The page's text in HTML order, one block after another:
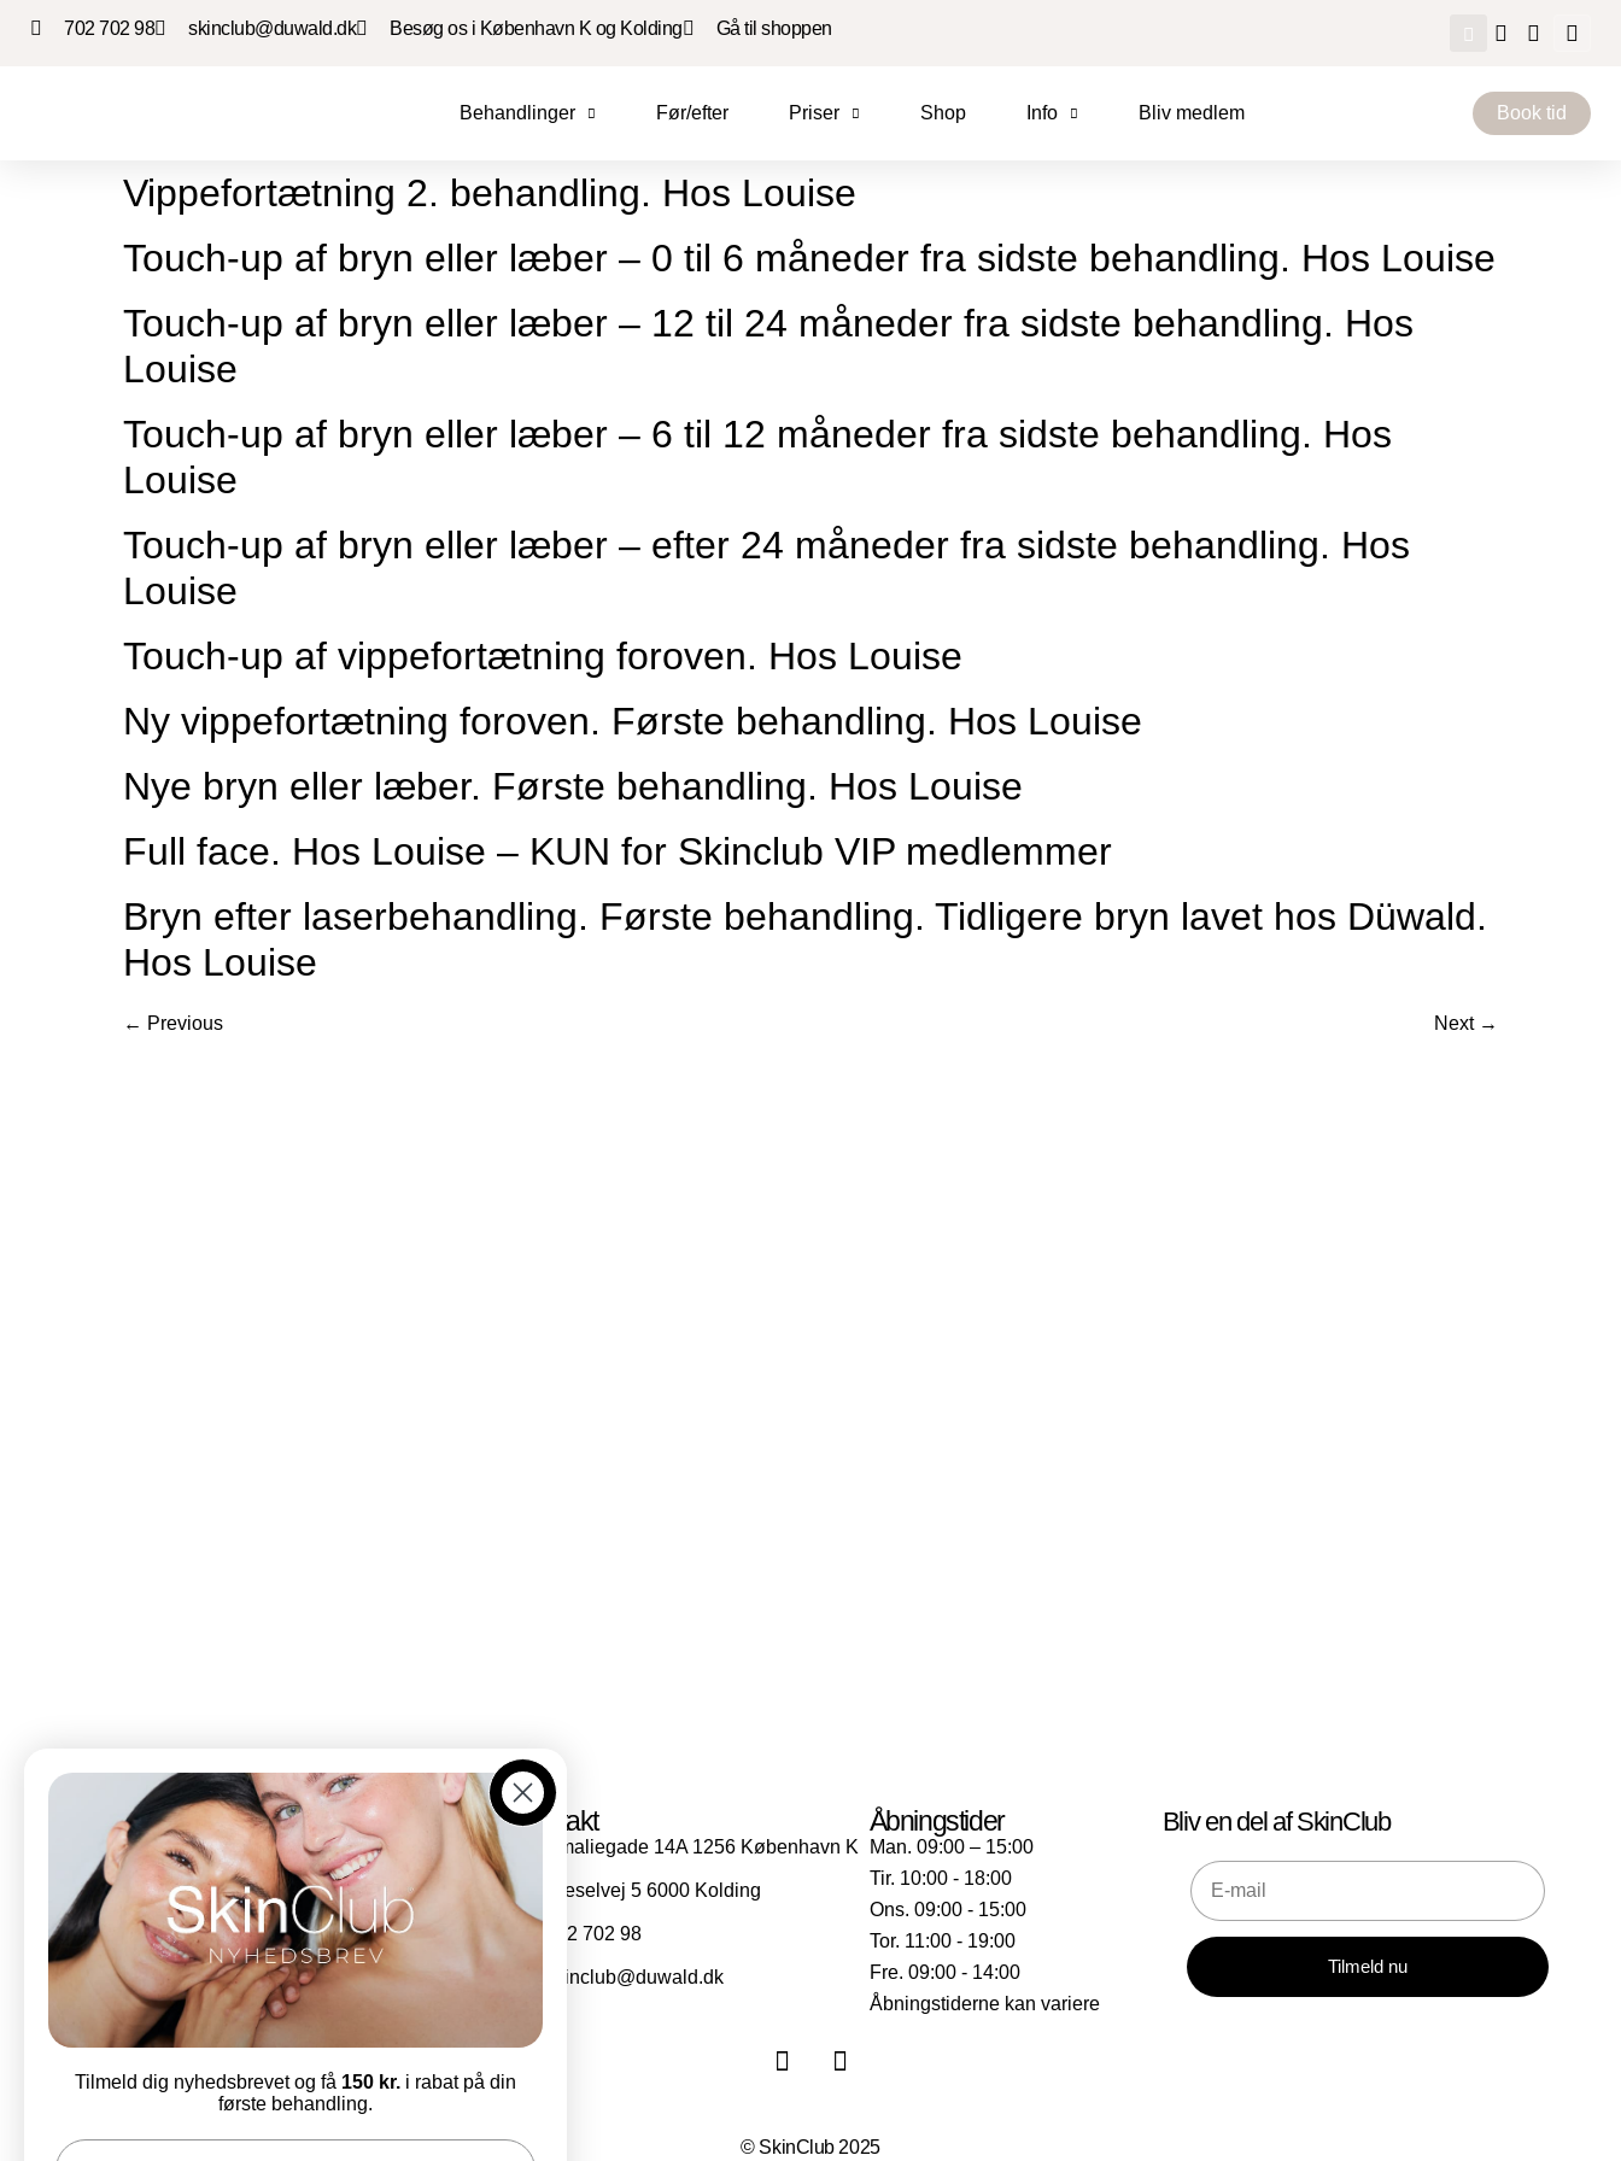
702 702 98 skinclub@duwald.dk Besøg os i København K og Kolding Gå til shoppen
Behandlinger Før/efter Priser Shop Info Bliv medlem Book tid
Vippefortætning 2. behandling. Hos Louise
Touch-up af bryn eller læber – 0 til 6 måneder fra sidste behandling. Hos Louise
Touch-up af bryn eller læber – 12 til 24 måneder fra sidste behandling. Hos
Louise
Touch-up af bryn eller læber – 6 til 12 måneder fra sidste behandling. Hos
Louise
Touch-up af bryn eller læber – efter 24 måneder fra sidste behandling. Hos
Louise
Touch-up af vippefortætning foroven. Hos Louise
Ny vippefortætning foroven. Første behandling. Hos Louise
Nye bryn eller læber. Første behandling. Hos Louise
Full face. Hos Louise – KUN for Skinclub VIP medlemmer
Bryn efter laserbehandling. Første behandling. Tidligere bryn lavet hos Düwald.
Hos Louise
← Previous Next →
Düwald og SkinClub er søsterbrands under samme
ejerskab. I Kolding finder du begge universer samlet
under ét tag, mens SkinClub København udelukkende
tilbyder kosmetiske behandlinger og hudpleje.
Kontakt
Amaliegade 14A 1256 København K
Dieselvej 5 6000 Kolding
702 702 98
skinclub@duwald.dk
Åbningstider
Man. 09:00 – 15:00
Tir. 10:00 - 18:00
Ons. 09:00 - 15:00
Tor. 11:00 - 19:00
Fre. 09:00 - 14:00
Åbningstiderne kan variere
Bliv en del af SkinClub
E-mail
Tilmeld nu
© SkinClub 2025
Tilmeld dig nyhedsbrevet og få 150 kr. i rabat på din
første behandling.